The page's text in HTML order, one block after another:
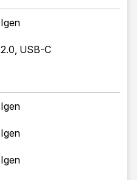
Igen
2.0, USB-C
Igen
Igen
Igen